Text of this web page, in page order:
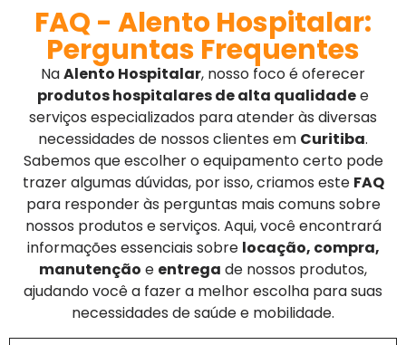
FAQ - Alento Hospitalar:
Perguntas Frequentes
NaAlento Hospitalar, nosso foco é oferecer
produtos hospitalares de alta qualidadee
serviços especializados para atender às diversas
necessidades de nossos clientes em Curitiba.
Sabemos que escolher o equipamento certo pode
trazer algumas dúvidas, por isso, criamos este FAQ
para responder às perguntas mais comuns sobre
nossos produtos e serviços. Aqui, você encontrará
informações essenciais sobre locação, compra,
manutenção e entrega de nossos produtos,
ajudando você a fazer a melhor escolha para suas
necessidades de saúde e mobilidade.